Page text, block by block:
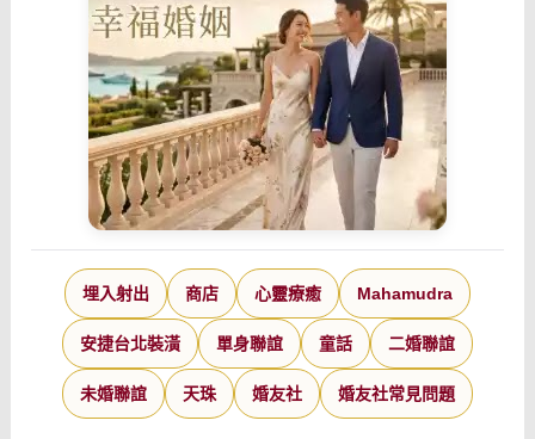
埋入射出 商店 心靈療癒 Mahamudra
安捷台北裝潢 單身聯誼 童話 二婚聯誼
未婚聯誼 天珠 婚友社 婚友社常見問題